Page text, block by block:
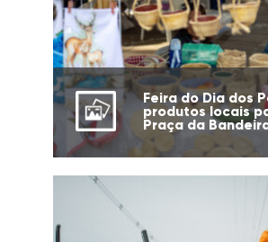
Feira do Dia dos
produtos locais
Praça da